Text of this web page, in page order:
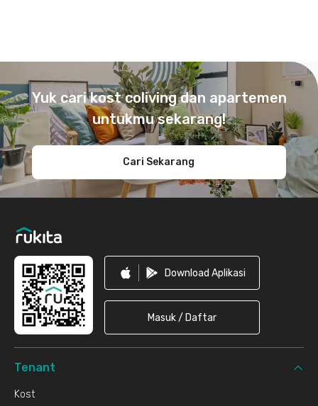
Yuk cari kost coliving dan apartemen
untukmu sekarang!
Cari Sekarang
Download Aplikasi
Masuk / Daftar
Tenant
Kost